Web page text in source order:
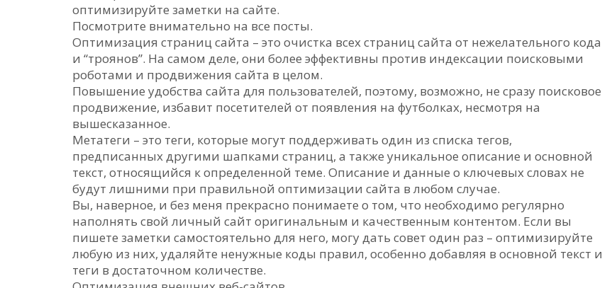
оптимизируйте заметки на сайте.
Посмотрите внимательно на все посты.
Оптимизация страниц сайта – это очистка всех страниц сайта от нежелательного кода
и “троянов”. На самом деле, они более эффективны против индексации поисковыми
роботами и продвижения сайта в целом.
Повышение удобства сайта для пользователей, поэтому, возможно, не сразу поисковое
продвижение, избавит посетителей от появления на футболках, несмотря на
вышесказанное.
Метатеги – это теги, которые могут поддерживать один из списка тегов,
предписанных другими шапками страниц, а также уникальное описание и основной
текст, относящийся к определенной теме. Описание и данные о ключевых словах не
будут лишними при правильной оптимизации сайта в любом случае.
Вы, наверное, и без меня прекрасно понимаете о том, что необходимо регулярно
наполнять свой личный сайт оригинальным и качественным контентом. Если вы
пишете заметки самостоятельно для него, могу дать совет один раз – оптимизируйте
любую из них, удаляйте ненужные коды правил, особенно добавляя в основной текст и
теги в достаточном количестве.